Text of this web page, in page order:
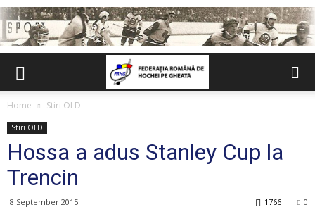
Home Stiri OLD
Stiri OLD
Hossa a adus Stanley Cup la
Trencin
8 September 2015 0
1766